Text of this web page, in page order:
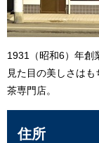
1931（昭和6）年創
見た目の美しさは
茶専門店。
住所